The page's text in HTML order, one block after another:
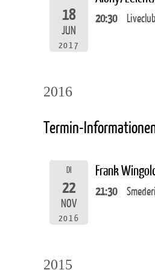
18
JUN
2017
20:30
2016
Termin-
DI
22
NOV
2016
Frank
21:30
2015